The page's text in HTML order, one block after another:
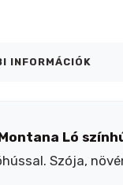
INFORMÁCIÓK
Ló
Szója,